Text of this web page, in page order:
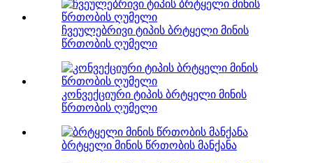
ჩვეულებრივი ტიპის ბრტყელი მინის
წრთობის ღუმელი
კონვექციური ტიპის ბრტყელი მინის
წრთობის ღუმელი
ბრტყელი მინის წრთობის მანქანა